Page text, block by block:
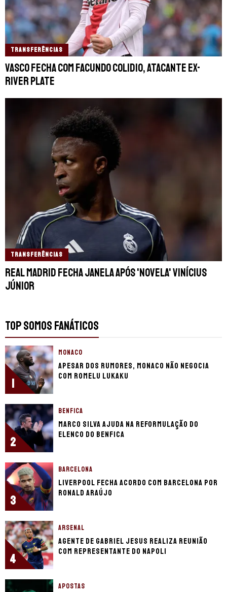
TRANSFERÊNCIAS
Vasco fecha com Facundo Colidio, atacante ex-
River Plate
TRANSFERÊNCIAS
Real Madrid fecha janela após 'novela' Vinícius
Júnior
TOP SOMOS FANÁTICOS
1
MONACO
Apesar dos rumores, Monaco não negocia
com Romelu Lukaku
2
BENFICA
Marco Silva ajuda na reformulação do
elenco do Benfica
3
BARCELONA
Liverpool fecha acordo com Barcelona por
Ronald Araújo
4
ARSENAL
Agente de Gabriel Jesus realiza reunião
com representante do Napoli
APOSTAS